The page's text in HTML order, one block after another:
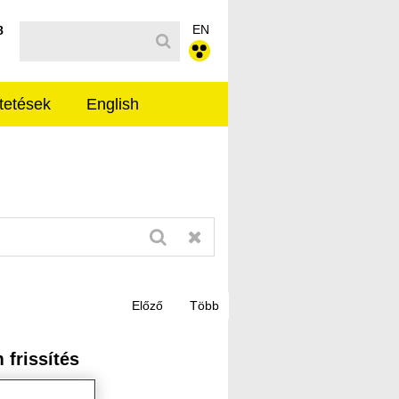
EN
English
frissítés